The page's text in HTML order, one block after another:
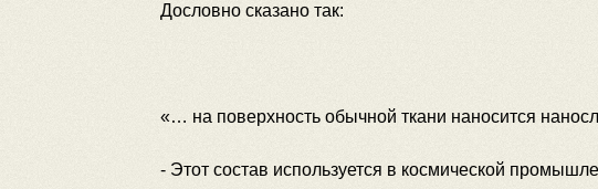
Дословно сказано так:
«… на поверхность обычной ткани наносится
- Этот состав используется в космической